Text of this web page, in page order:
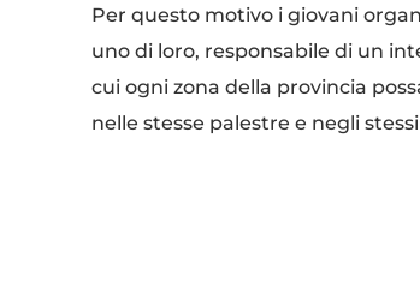
Per questo motivo i giovani
uno di loro, responsabile di un
cui ogni zona della provincia
nelle stesse palestre e negli